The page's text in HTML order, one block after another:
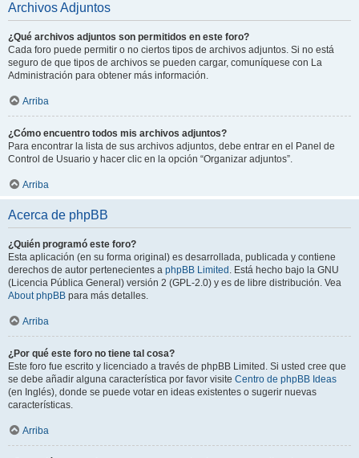
Archivos Adjuntos
¿Qué archivos adjuntos son permitidos en este foro?
Cada foro puede permitir o no ciertos tipos de archivos adjuntos. Si no está
seguro de que tipos de archivos se pueden cargar, comuníquese con La
Administración para obtener más información.
Arriba
¿Cómo encuentro todos mis archivos adjuntos?
Para encontrar la lista de sus archivos adjuntos, debe entrar en el Panel de
Control de Usuario y hacer clic en la opción “Organizar adjuntos”.
Arriba
Acerca de phpBB
¿Quién programó este foro?
Esta aplicación (en su forma original) es desarrollada, publicada y contiene
derechos de autor pertenecientes a phpBB Limited . Está hecho bajo la GNU
(Licencia Pública General) versión 2 (GPL-2.0) y es de libre distribución. Vea
About phpBB para más detalles.
Arriba
¿Por qué este foro no tiene tal cosa?
Este foro fue escrito y licenciado a través de phpBB Limited. Si usted cree que
se debe añadir alguna característica por favor visite Centro de phpBB Ideas
(en Inglés), donde se puede votar en ideas existentes o sugerir nuevas
características.
Arriba